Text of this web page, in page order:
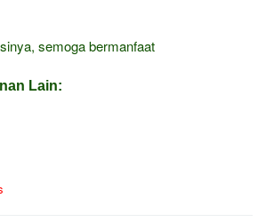
semoga bermanfaat
Lain: